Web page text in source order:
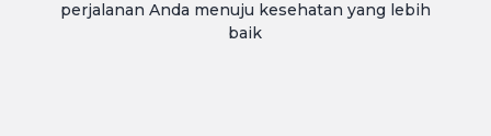
perjalanan Anda menuju kesehatan yang lebih
baik